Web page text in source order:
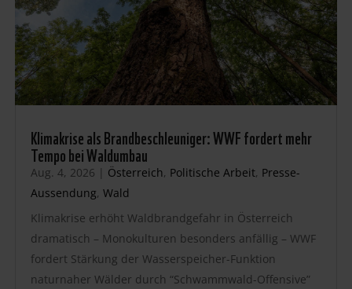
Klimakrise als Brandbeschleuniger: WWF fordert mehr
Tempo bei Waldumbau
Aug. 4, 2026 | Österreich, Politische Arbeit, Presse-
Aussendung, Wald
Klimakrise erhöht Waldbrandgefahr in Österreich
dramatisch – Monokulturen besonders anfällig – WWF
fordert Stärkung der Wasserspeicher-Funktion
naturnaher Wälder durch “Schwammwald-Offensive”